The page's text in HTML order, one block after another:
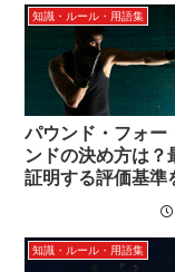
知識・ルール・用語集
パウンド・フォー
ンドの決め方は？
証明する評価基準
知識・ルール・用語集